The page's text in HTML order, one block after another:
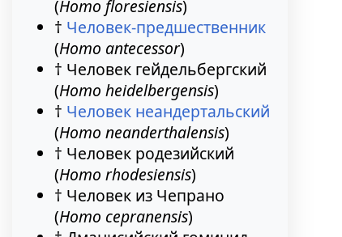
(Homo floresiensis)
† Человек-предшественник
(Homo antecessor)
† Человек гейдельбергский
(Homo heidelbergensis)
† Человек неандертальский
(Homo neanderthalensis)
† Человек родезийский
(Homo rhodesiensis)
† Человек из Чепрано
(Homo cepranensis)